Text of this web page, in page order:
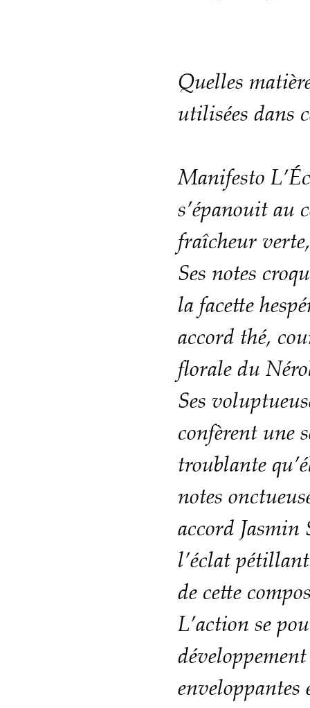
Quelles
utilisées dans
Manifesto
s’épanouit au
fraîcheur
Ses notes
la facette
accord thé,
florale du
Ses
confèrent une
troublante
notes
accord Jasmin
l’éclat
de cette
L’action se
développement
enveloppantes